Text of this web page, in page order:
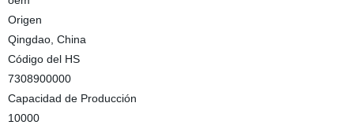
Origen
Qingdao, China
Código del HS
7308900000
Capacidad de Producción
10000